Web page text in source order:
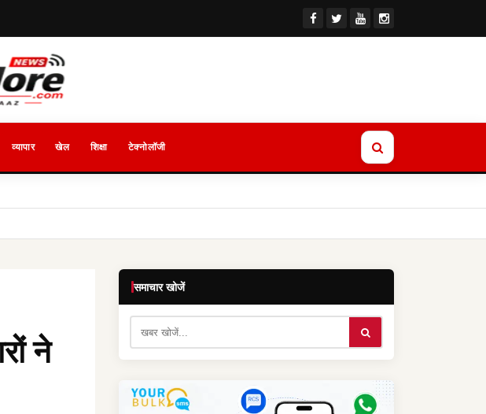
व्यापार खेल शिक्षा टेक्नोलॉजी
ने
समाचार खोजें